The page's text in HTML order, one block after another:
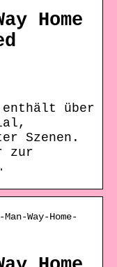
Home
enthält über
Szenen.
zur
Way-Home-